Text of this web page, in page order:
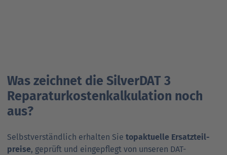
Was zeichnet die SilverDAT 3
Reparatur­kosten­kalkulation noch
aus?
Selbstverständlich erhalten Sie topaktuelle Ersatzteil­
preise, geprüft und eingepflegt von unseren DAT-